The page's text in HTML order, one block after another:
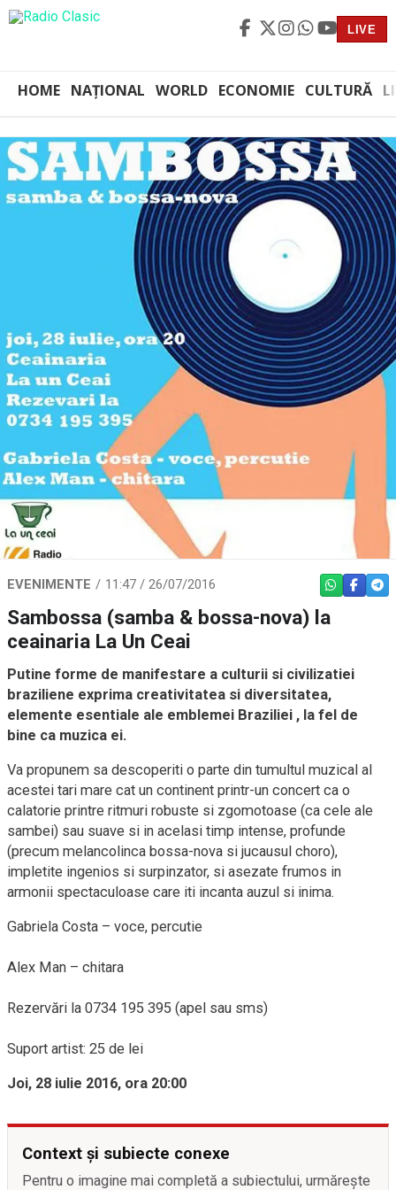
LIVE
HOME NAȚIONAL WORLD ECONOMIE CULTURĂ
EVENIMENTE 11:47 / 26/07/2016 WHATSAPP
Sambossa (samba & bossa-nova) la
ceainaria La Un Ceai
Putine forme de manifestare a culturii si civilizatiei
braziliene exprima creativitatea si diversitatea,
elemente esentiale ale emblemei Braziliei , la fel de
bine ca muzica ei.
Va propunem sa descoperiti o parte din tumultul muzical al
acestei tari mare cat un continent printr-un concert ca o
calatorie printre ritmuri robuste si zgomotoase (ca cele ale
sambei) sau suave si in acelasi timp intense, profunde
(precum melancolinca bossa-nova si jucausul choro),
impletite ingenios si surpinzator, si asezate frumos in
armonii spectaculoase care iti incanta auzul si inima.
Gabriela Costa – voce, percutie
Alex Man – chitara
Rezervări la 0734 195 395 (apel sau sms)
Suport artist: 25 de lei
Joi, 28 iulie 2016, ora 20:00
Context și subiecte conexe
Pentru o imagine mai completă a subiectului, urmărește